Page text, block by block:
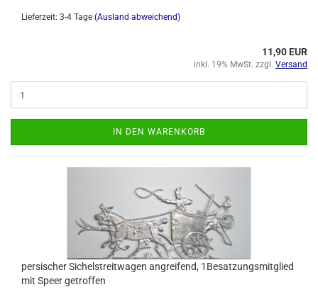
Lieferzeit: 3-4 Tage (Ausland abweichend)
11,90 EUR
inkl. 19% MwSt. zzgl. Versand
IN DEN WARENKORB
persischer Sichelstreitwagen angreifend, 1Besatzungsmitglied
mit Speer getroffen